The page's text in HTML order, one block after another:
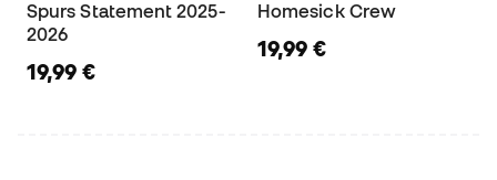
Spurs Statement 2025-
2026
19,99 €
Homesick Crew
19,99 €